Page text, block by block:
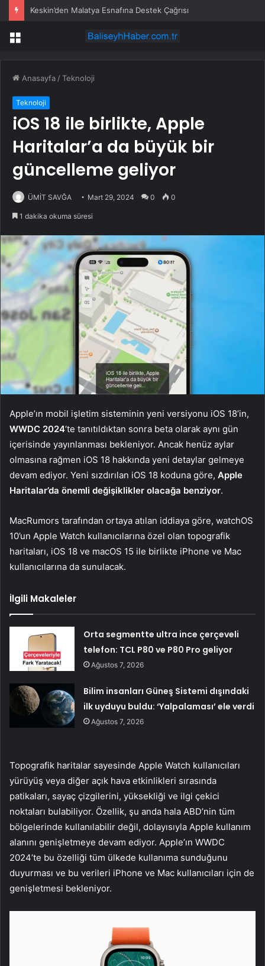
Keskin’den Malatya Esnafına Destek Çağrısı
Menü
Anasayfa /Teknoloji
Teknoloji
iOS 18 ile birlikte, Apple
Haritalar’a da büyük bir
güncelleme geliyor
ÜMİT SAVĞA Mart 29, 2024 0 0
1 dakika okuma süresi
Apple’ın mobil işletim sisteminin yeni versiyonu iOS 18’in,
WWDC 2024‘te tanıtıldıktan sonra beta olarak aynı gün
içerisinde yayınlanması bekleniyor. Ancak henüz aylar
olmasına rağmen iOS 18 hakkında yeni detaylar gelmeye
devam ediyor. Yeni sızdırılan iOS 18 koduna göre, Apple
Haritalar’da önemli değişiklikler olacağa benziyor.
MacRumors tarafından ortaya atılan iddiaya göre, watchOS
10’un Apple Watch kullanıcılarına özel olan topografik
haritaları, iOS 18 ve macOS 15 ile birlikte iPhone ve Mac
kullanıcılarına da sunulacak.
İlgili Makaleler
Orta segmentte ultra ince çerçeveli
telefon: TCL P80 ve P80 Pro geliyor
Ağustos 7, 2026
Bilim insanları Güneş Sistemi dışındaki
ilk uyduyu buldu: ‘Yalpalaması’ ele verdi
Ağustos 7, 2026
Topografik haritalar sayesinde Apple Watch kullanıcıları
yürüyüş veya diğer açık hava etkinlikleri sırasında
patikaları, sayaç çizgilerini, yüksekliği ve ilgi çekici
noktaları bulabiliyor. Özellik, şu anda hala ABD’nin tüm
bölgelerinde kullanılabilir değil, dolayısıyla Apple kullanım
alanını genişletmeye devam ediyor. Apple’ın WWDC
2024’te bu özelliği tüm ülkede kullanıma sunduğunu
duyurması ve bu verileri iPhone ve Mac kullanıcıları için de
genişletmesi bekleniyor.